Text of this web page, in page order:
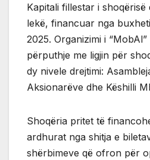
Kapitali fillestar i shoqërisë
lekë, financuar nga
2025. Organizimi i
përputhje me ligjin për
dy nivele drejtimi:
Aksionarëve dhe Këshilli
Shoqëria pritet të
ardhurat nga shitja e
shërbimeve që ofron për